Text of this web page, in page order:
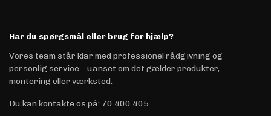
Har du spørgsmål eller brug for hjælp?
Vores team står klar med professionel rådgivning og
personlig service – uanset om det gælder produkter,
montering eller værksted.
Du kan kontakte os på: 70 400 405